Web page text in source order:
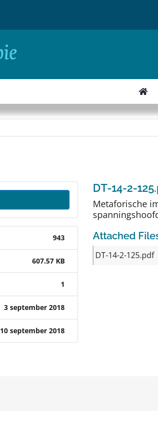
943
607.57 KB
1
3 september 2018
10 september 2018
DT-14-2-
Metaforische
Attached
DT-14-2-125.pdf